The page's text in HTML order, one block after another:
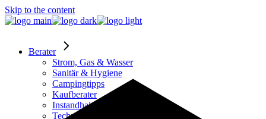
Skip to the content
Berater
Strom, Gas & Wasser
Sanitär & Hygiene
Campingtipps
Kaufberater
Instandhaltung
Technik